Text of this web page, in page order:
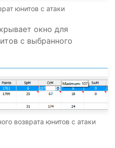
юнитов с атаки
окно для
с выбранного
возврата юнитов с атаки